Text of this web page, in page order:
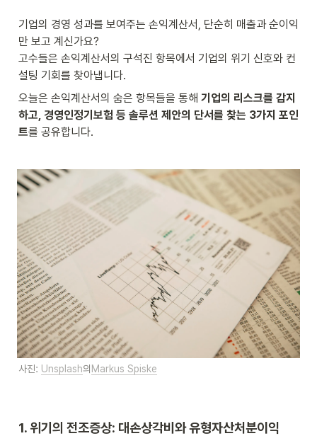
기업의 경영 성과를 보여주는 손익계산서, 단순히 매출과 순이익
만 보고 계신가요?
고수들은 손익계산서의 구석진 항목에서 기업의 위기 신호와 컨
설팅 기회를 찾아냅니다.
오늘은 손익계산서의 숨은 항목들을 통해 기업의 리스크를 감지
하고, 경영인정기보험 등 솔루션 제안의 단서를 찾는 3가지 포인
트를 공유합니다.
사진: Unsplash의Markus Spiske
1. 위기의 전조증상: 대손상각비와 유형자산처분이익